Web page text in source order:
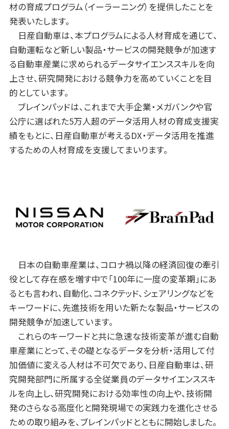
材の育成プログラム（イーラーニング）を提供したことを
発表いたします。
日産自動車は、本プログラムによる人材育成を通じて、
自動運転など新しい製品・サービスの開発競争が加速す
る自動車産業に求められるデータサイエンススキルを向
上させ、研究開発における競争力を高めていくことを目
的としています。
ブレインパッドは、これまで大手企業・メガバンクや官
公庁に選ばれた5万人超のデータ活用人材の育成支援実
績をもとに、日産自動車が考えるDX・データ活用を推進
するための人材育成を支援してまいります。
日本の自動車産業は、コロナ禍以降の経済回復の牽引
役として存在感を増す中で「100年に一度の変革期」にあ
るとも言われ、自動化、コネクテッド、シェアリングなどを
キーワードに、先進技術を用いた新たな製品・サービスの
開発競争が加速しています。
これらのキーワードと共に急速な技術変革が進む自動
車産業にとって、その礎となるデータを分析・活用して付
加価値に変える人材は不可欠であり、日産自動車は、研
究開発部門に所属する全従業員のデータサイエンススキ
ルを向上し、研究開発における効率性の向上や、技術開
発のさらなる高度化と開発現場での実践力を進化させる
ための取り組みを、ブレインパッドとともに開始しました。